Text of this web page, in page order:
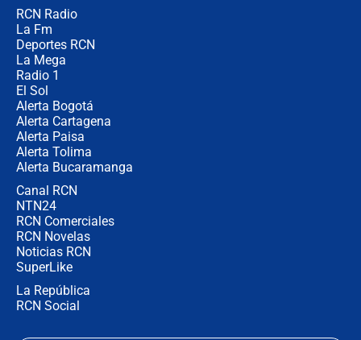
RCN Radio
La Fm
Deportes RCN
La Mega
Radio 1
El Sol
Alerta Bogotá
Alerta Cartagena
Alerta Paisa
Alerta Tolima
Alerta Bucaramanga
Canal RCN
NTN24
RCN Comerciales
RCN Novelas
Noticias RCN
SuperLike
La República
RCN Social